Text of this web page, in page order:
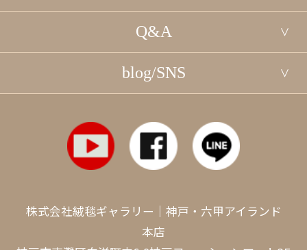
Q&A
blog/SNS
株式会社絨毯ギャラリー｜神戸・六甲アイランド
本店